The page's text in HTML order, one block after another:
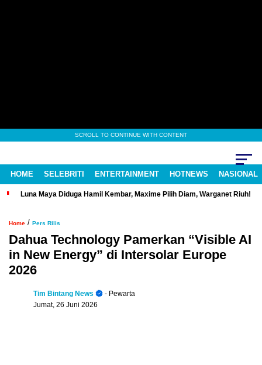
SCROLL TO CONTINUE WITH CONTENT
HOME SELEBRITI ENTERTAINMENT HOTNEWS NASIONAL
Luna Maya Diduga Hamil Kembar, Maxime Pilih Diam, Warganet Riuh!
Home / Pers Rilis
Dahua Technology Pamerkan “Visible AI
in New Energy” di Intersolar Europe
2026
Tim Bintang News
- Pewarta
Jumat, 26 Juni 2026